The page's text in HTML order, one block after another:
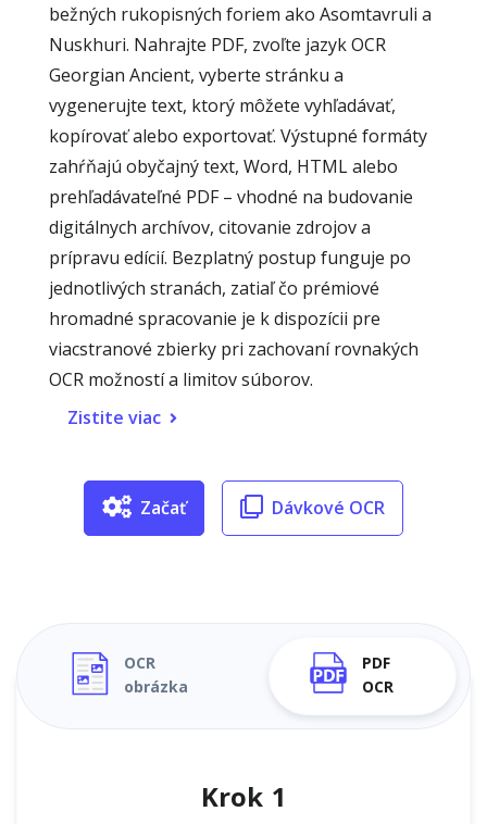
bežných rukopisných foriem ako Asomtavruli a
Nuskhuri. Nahrajte PDF, zvoľte jazyk OCR
Georgian Ancient, vyberte stránku a
vygenerujte text, ktorý môžete vyhľadávať,
kopírovať alebo exportovať. Výstupné formáty
zahŕňajú obyčajný text, Word, HTML alebo
prehľadávateľné PDF – vhodné na budovanie
digitálnych archívov, citovanie zdrojov a
prípravu edícií. Bezplatný postup funguje po
jednotlivých stranách, zatiaľ čo prémiové
hromadné spracovanie je k dispozícii pre
viacstranové zbierky pri zachovaní rovnakých
OCR možností a limitov súborov.
Zistite viac
Začať Dávkové OCR
OCR
obrázka
PDF
OCR
Krok 1